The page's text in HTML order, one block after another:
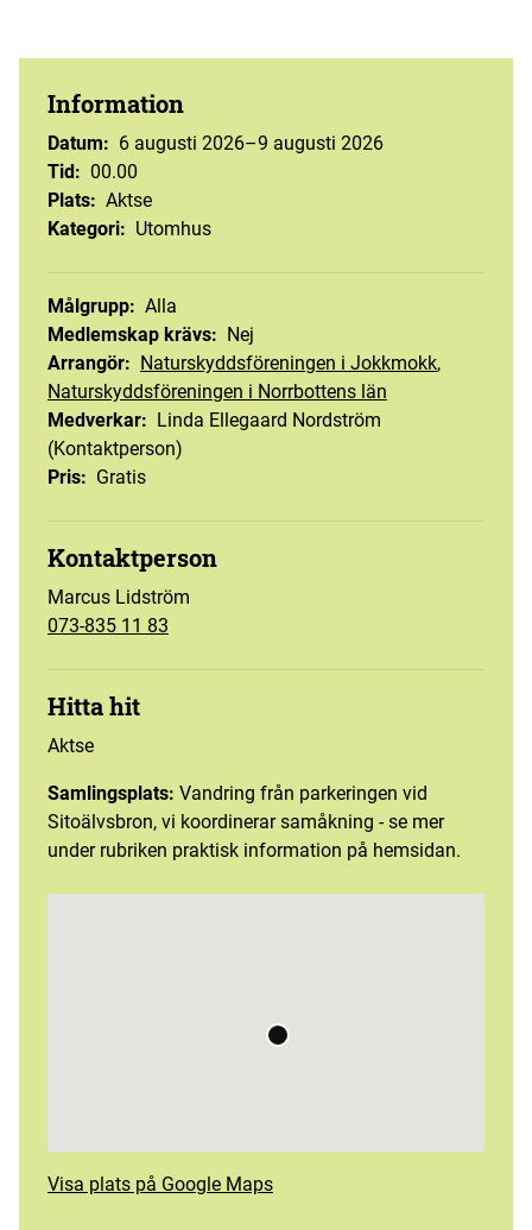
Information
Datum: 6 augusti 2026–9 augusti 2026
Tid: 00.00
Plats: Aktse
Kategori: Utomhus
Målgrupp: Alla
Medlemskap krävs: Nej
Arrangör: Naturskyddsföreningen i Jokkmokk,
Naturskyddsföreningen i Norrbottens län
Medverkar: Linda Ellegaard Nordström
(Kontaktperson)
Pris: Gratis
Kontaktperson
Marcus Lidström
073-835 11 83
Hitta hit
Aktse
Samlingsplats: Vandring från parkeringen vid
Sitoälvsbron, vi koordinerar samåkning - se mer
under rubriken praktisk information på hemsidan.
Visa plats på Google Maps